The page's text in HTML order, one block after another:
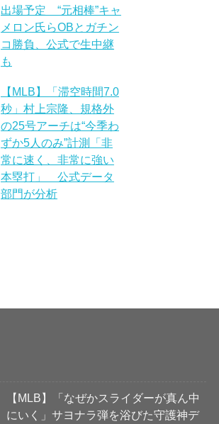
出場予定 “元相棒”キャ
メロン氏らOBとガチン
コ勝負、公式で生中継
も
【MLB】「滞空時間7.0
秒」村上宗隆、規格外
の25号アーチは“今季わ
ずか5人のみ”計測「非
常に速く、非常に強い
本塁打」 公式データ
部門が分析
【MLB】「なぜかスライダーが真ん中
にいく」サヨナラ弾を浴びた守護神デ